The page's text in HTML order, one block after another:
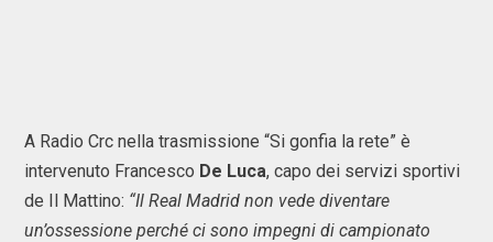
A Radio Crc nella trasmissione “Si gonfia la rete” è
intervenuto Francesco De Luca, capo dei servizi sportivi
de Il Mattino: “Il Real Madrid non vede diventare
un’ossessione perché ci sono impegni di campionato